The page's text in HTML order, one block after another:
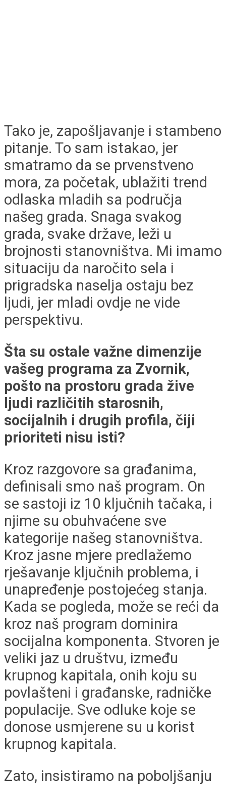
Tako je, zapošljavanje i stambeno
pitanje. To sam istakao, jer
smatramo da se prvenstveno
mora, za početak, ublažiti trend
odlaska mladih sa područja
našeg grada. Snaga svakog
grada, svake države, leži u
brojnosti stanovništva. Mi imamo
situaciju da naročito sela i
prigradska naselja ostaju bez
ljudi, jer mladi ovdje ne vide
perspektivu.
Šta su ostale važne dimenzije
vašeg programa za Zvornik,
pošto na prostoru grada žive
ljudi različitih starosnih,
socijalnih i drugih profila, čiji
prioriteti nisu isti?
Kroz razgovore sa građanima,
definisali smo naš program. On
se sastoji iz 10 ključnih tačaka, i
njime su obuhvaćene sve
kategorije našeg stanovništva.
Kroz jasne mjere predlažemo
rješavanje ključnih problema, i
unapređenje postojećeg stanja.
Kada se pogleda, može se reći da
kroz naš program dominira
socijalna komponenta. Stvoren je
veliki jaz u društvu, između
krupnog kapitala, onih koju su
povlašteni i građanske, radničke
populacije. Sve odluke koje se
donose usmjerene su u korist
krupnog kapitala.
Zato, insistiramo na poboljšanju